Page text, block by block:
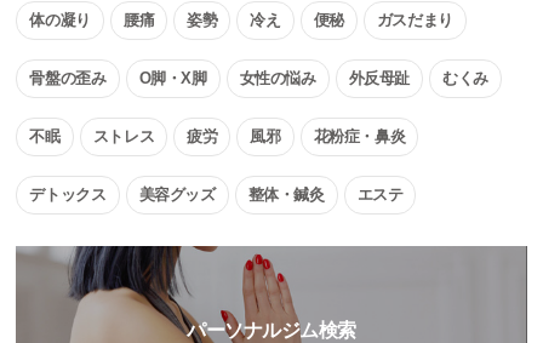
体の凝り 腰痛 姿勢 冷え 便秘 ガスだまり
骨盤の歪み O脚・X脚 女性の悩み 外反母趾 むくみ
不眠 ストレス 疲労 風邪 花粉症・鼻炎
デトックス 美容グッズ 整体・鍼灸 エステ
パーソナルジム検索